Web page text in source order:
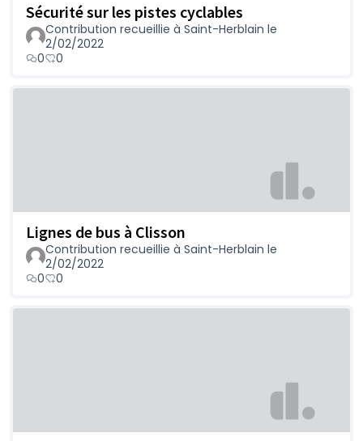
Sécurité sur les pistes cyclables
Contribution recueillie à Saint-Herblain le
2/02/2022
0
0
Lignes de bus à Clisson
Contribution recueillie à Saint-Herblain le
2/02/2022
0
0